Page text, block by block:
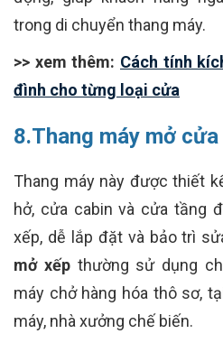
trong di chuyển thang máy.
>> xem thêm: Cách tính
đình cho từng loại cửa
8.Thang máy mở
Thang máy này được thiết
hở, cửa cabin và cửa tầng
xếp, dễ lắp đặt và bảo trì
mở xếpthường sử dụng
máy chở hàng hóa thô sơ,
máy, nhà xưởng chế biến.